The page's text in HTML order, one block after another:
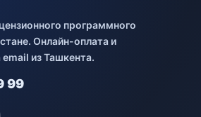
программного
Онлайн-оплата и
email из Ташкента.
99